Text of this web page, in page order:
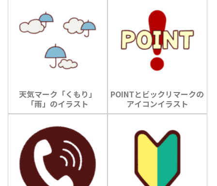
天気マーク「くもり」
「雨」のイラスト
POINTとビックリマークの
アイコンイラスト